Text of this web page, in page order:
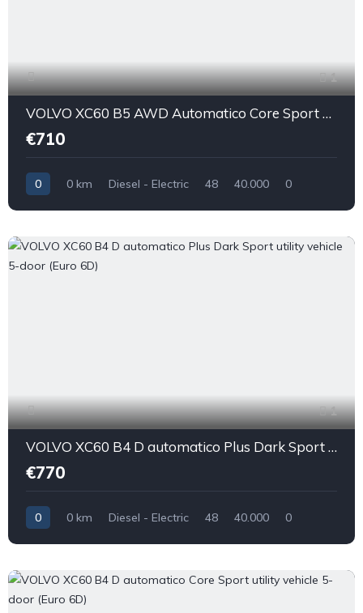
1
VOLVO XC60 B5 AWD Automatico Core Sport Utility Vehicle 5-Door (Euro 6D)
€710
0 0 km Diesel - Electric 48 40.000 0
1
VOLVO XC60 B4 D automatico Plus Dark Sport utility vehicle 5-door (Euro 6D)
€770
0 0 km Diesel - Electric 48 40.000 0